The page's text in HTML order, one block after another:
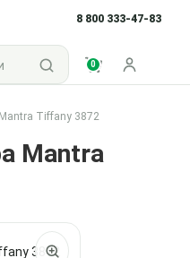
8 800 333-47-83
0
Войти
Tiffany 3872
Mantra